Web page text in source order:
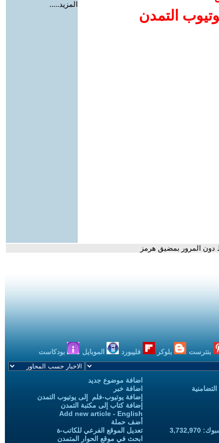
التمدن
المزيد.....
المرور بمضيق هرمز
بنترست بلوكر فليبورد الموبايل بودكاست
اضافة موضوع جديد
اضافة خبر
إضافة يوتيوب-فلم إلى يوتيوب التمدن
إضافة كتاب إلى مكتبة التمدن
Add new article - English
أضف حملة
تعديل الموقع الفرعي للكاتب-ة
ابحث في موقع الحوار المتمدن